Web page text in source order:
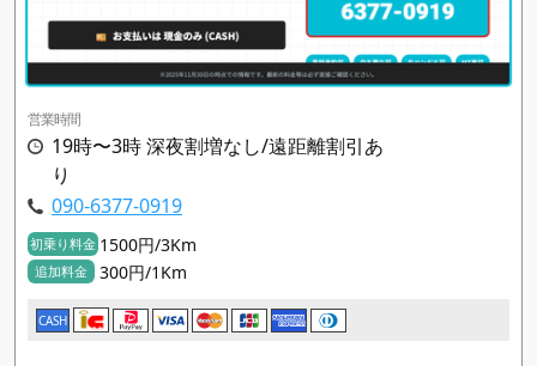
営業時間
19時〜3時 深夜割増なし/遠距離割引あ
り
090-6377-0919
初乗り料金 1500円/3Km
追加料金 300円/1Km
CASH